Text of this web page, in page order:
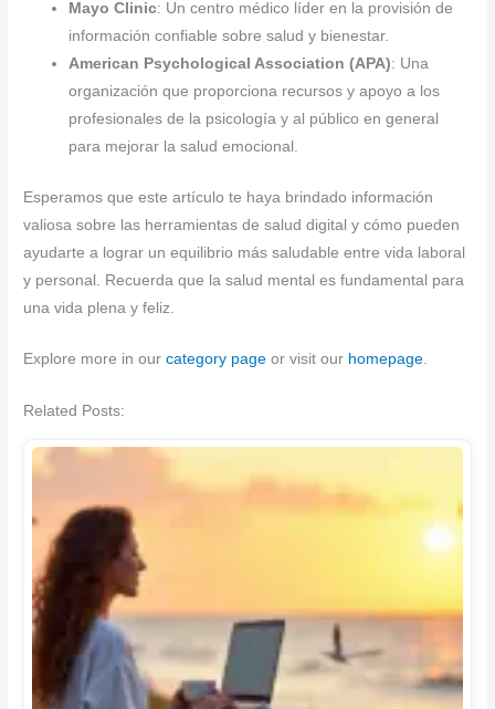
Mayo Clinic: Un centro médico líder en la provisión de
información confiable sobre salud y bienestar.
American Psychological Association (APA): Una
organización que proporciona recursos y apoyo a los
profesionales de la psicología y al público en general
para mejorar la salud emocional.
Esperamos que este artículo te haya brindado información
valiosa sobre las herramientas de salud digital y cómo pueden
ayudarte a lograr un equilibrio más saludable entre vida laboral
y personal. Recuerda que la salud mental es fundamental para
una vida plena y feliz.
Explore more in ourcategory page or visit our homepage.
Related Posts: